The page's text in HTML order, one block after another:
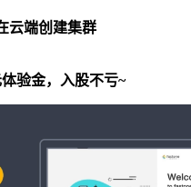
云端创建集群
验金，入股不亏~